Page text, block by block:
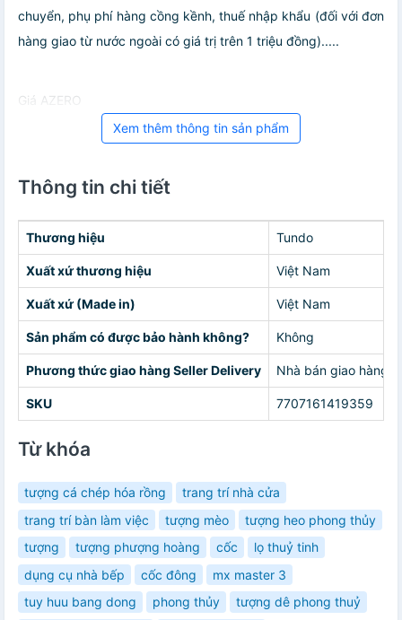
chuyển, phụ phí hàng cồng kềnh, thuế nhập khẩu (đối với đơn
hàng giao từ nước ngoài có giá trị trên 1 triệu đồng).....
Giá AZERO
Xem thêm thông tin sản phẩm
Thông tin chi tiết
Thương hiệu Tundo
Xuất xứ thương hiệu Việt Nam
Xuất xứ (Made in) Việt Nam
Sản phẩm có được bảo hành không? Không
Phương thức giao hàng Seller Delivery Nhà bán giao hàng
SKU 7707161419359
Từ khóa
tượng cá chép hóa rồng
trang trí nhà cửa
trang trí bàn làm việc
tượng mèo
tượng heo phong thủy
tượng
tượng phượng hoàng cốc
lọ thuỷ tinh
dụng cụ nhà bếp
cốc đông
mx master 3
tuy huu bang dong
phong thủy
tượng dê phong thuỷ